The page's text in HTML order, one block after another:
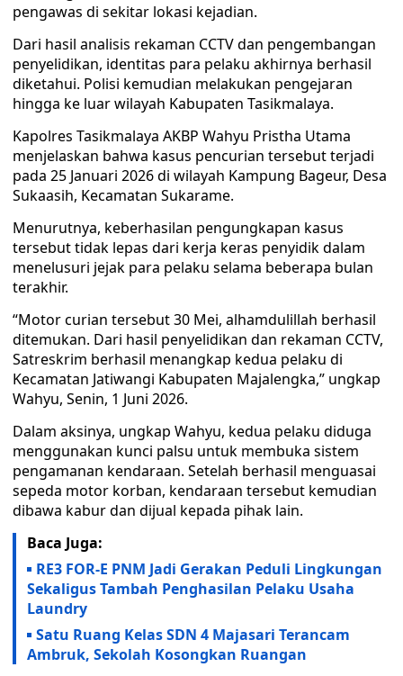
pengawas di sekitar lokasi kejadian.
Dari hasil analisis rekaman CCTV dan pengembangan
penyelidikan, identitas para pelaku akhirnya berhasil
diketahui. Polisi kemudian melakukan pengejaran
hingga ke luar wilayah Kabupaten Tasikmalaya.
Kapolres Tasikmalaya AKBP Wahyu Pristha Utama
menjelaskan bahwa kasus pencurian tersebut terjadi
pada 25 Januari 2026 di wilayah Kampung Bageur, Desa
Sukaasih, Kecamatan Sukarame.
Menurutnya, keberhasilan pengungkapan kasus
tersebut tidak lepas dari kerja keras penyidik dalam
menelusuri jejak para pelaku selama beberapa bulan
terakhir.
“Motor curian tersebut 30 Mei, alhamdulillah berhasil
ditemukan. Dari hasil penyelidikan dan rekaman CCTV,
Satreskrim berhasil menangkap kedua pelaku di
Kecamatan Jatiwangi Kabupaten Majalengka,” ungkap
Wahyu, Senin, 1 Juni 2026.
Dalam aksinya, ungkap Wahyu, kedua pelaku diduga
menggunakan kunci palsu untuk membuka sistem
pengamanan kendaraan. Setelah berhasil menguasai
sepeda motor korban, kendaraan tersebut kemudian
dibawa kabur dan dijual kepada pihak lain.
Baca Juga:
RE3 FOR-E PNM Jadi Gerakan Peduli Lingkungan
Sekaligus Tambah Penghasilan Pelaku Usaha
Laundry
Satu Ruang Kelas SDN 4 Majasari Terancam
Ambruk, Sekolah Kosongkan Ruangan